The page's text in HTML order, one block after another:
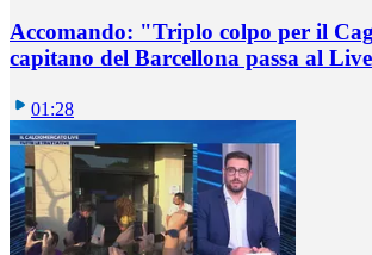
Accomando: "Triplo colpo per il
capitano del Barcellona passa al
01:28